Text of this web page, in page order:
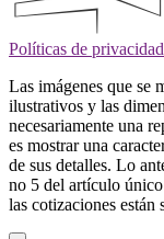
Políticas de
Las imágenes que se
ilustrativos y las
necesariamente una
es mostrar una
de sus detalles. Lo
no 5 del artículo
las cotizaciones están